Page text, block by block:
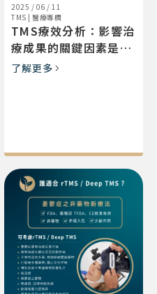
2025 / 06 / 11
TMS | 醫療專欄
TMS療效分析：影響治
療成果的關鍵因素是什
麼？
了解更多